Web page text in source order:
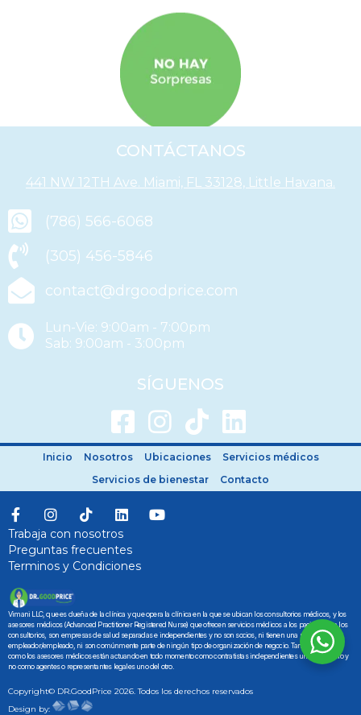
CONTÁCTANOS
441 NW 12TH Ave. Miami, FL 33128, Little Havana.
(786) 566-6068
(305) 456-5846
contact@drgoodprice.com
Lun-Vie: 9:00am - 7:00pm
Sab: 9:00am - 3:00pm
SÍGUENOS
Inicio Nosotros Ubicaciones
Servicios médicos
Servicios de bienestar
Contacto
Trabaja con nosotros
Preguntas frecuentes
Terminos y Condiciones
Vimani LLC, que es dueña de la clínica y que opera la clínica en la que se ubican los consultorios médicos, y los
asesores médicos (Advanced Practitioner Registered Nurse) que ofrecen servicios médicos a los pacientes en los
consultorios, son empresas de salud separadas e independientes y no son socios, ni tienen una relación de
empleador/empleado, ni son comúnmente parte de ningún tipo de organización de negocio. Tanto Vimani LLC
como los asesores médicos están actuando en todo momento como contratistas independientes uno con el otro y
no como agentes o representantes legales uno del otro.
Copyright© DR.GoodPrice 2026. Todos los derechos reservados
Design by: